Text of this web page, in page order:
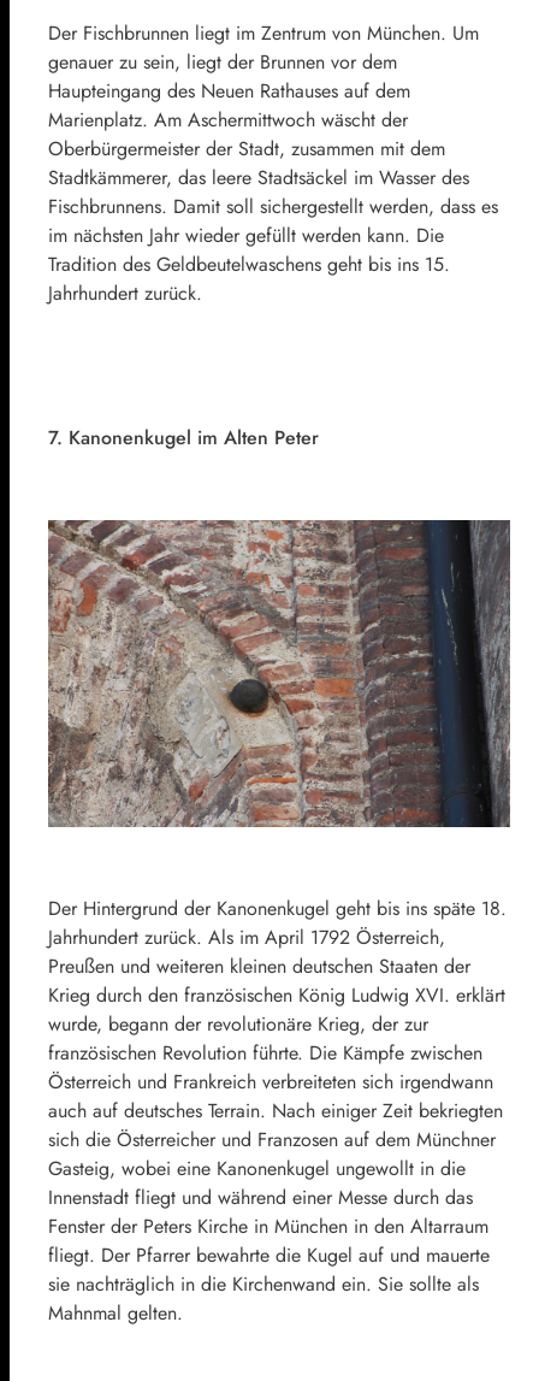
Der Fischbrunnen liegt im Zentrum von München. Um
genauer zu sein, liegt der Brunnen vor dem
Haupteingang des Neuen Rathauses auf dem
Marienplatz. Am Aschermittwoch wäscht der
Oberbürgermeister der Stadt, zusammen mit dem
Stadtkämmerer, das leere Stadtsäckel im Wasser des
Fischbrunnens. Damit soll sichergestellt werden, dass es
im nächsten Jahr wieder gefüllt werden kann. Die
Tradition des Geldbeutelwaschens geht bis ins 15.
Jahrhundert zurück.
7. Kanonenkugel im Alten Peter
Der Hintergrund der Kanonenkugel geht bis ins späte 18.
Jahrhundert zurück. Als im April 1792 Österreich,
Preußen und weiteren kleinen deutschen Staaten der
Krieg durch den französischen König Ludwig XVI. erklärt
wurde, begann der revolutionäre Krieg, der zur
französischen Revolution führte. Die Kämpfe zwischen
Österreich und Frankreich verbreiteten sich irgendwann
auch auf deutsches Terrain. Nach einiger Zeit bekriegten
sich die Österreicher und Franzosen auf dem Münchner
Gasteig, wobei eine Kanonenkugel ungewollt in die
Innenstadt fliegt und während einer Messe durch das
Fenster der Peters Kirche in München in den Altarraum
fliegt. Der Pfarrer bewahrte die Kugel auf und mauerte
sie nachträglich in die Kirchenwand ein. Sie sollte als
Mahnmal gelten.